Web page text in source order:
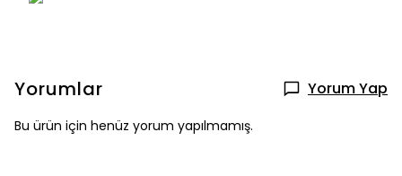
Yorumlar Yorum Yap
Bu ürün için henüz yorum yapılmamış.